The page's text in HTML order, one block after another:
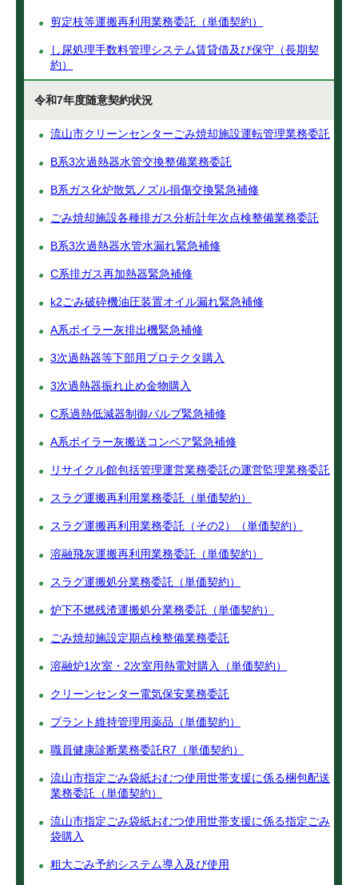
剪定枝等運搬再利用業務委託（単価契約）
し尿処理手数料管理システム賃貸借及び保守（長期契
約）
令和7年度随意契約状況
流山市クリーンセンターごみ焼却施設運転管理業務委託
B系3次過熱器水管交換整備業務委託
B系ガス化炉散気ノズル損傷交換緊急補修
ごみ焼却施設各種排ガス分析計年次点検整備業務委託
B系3次過熱器水管水漏れ緊急補修
C系排ガス再加熱器緊急補修
k2ごみ破砕機油圧装置オイル漏れ緊急補修
A系ボイラー灰排出機緊急補修
3次過熱器等下部用プロテクタ購入
3次過熱器振れ止め金物購入
C系過熱低減器制御バルブ緊急補修
A系ボイラー灰搬送コンベア緊急補修
リサイクル館包括管理運営業務委託の運営監理業務委託
スラグ運搬再利用業務委託（単価契約）
スラグ運搬再利用業務委託（その2）（単価契約）
溶融飛灰運搬再利用業務委託（単価契約）
スラグ運搬処分業務委託（単価契約）
炉下不燃残渣運搬処分業務委託（単価契約）
ごみ焼却施設定期点検整備業務委託
溶融炉1次室・2次室用熱電対購入（単価契約）
クリーンセンター電気保安業務委託
プラント維持管理用薬品（単価契約）
職員健康診断業務委託R7（単価契約）
流山市指定ごみ袋紙おむつ使用世帯支援に係る梱包配送
業務委託（単価契約）
流山市指定ごみ袋紙おむつ使用世帯支援に係る指定ごみ
袋購入
粗大ごみ予約システム導入及び使用